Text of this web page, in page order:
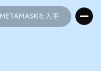
METAMASKを入手